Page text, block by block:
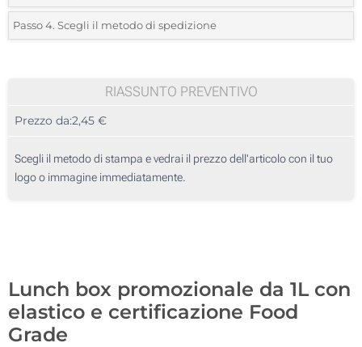
1 Colore (Sul coperchio)
Stampa digitale full color (Sul coperchio)
*Quantità desiderata:
70
175
350
Passo 4. Scegli il metodo di spedizione
RIASSUNTO PREVENTIVO
Prezzo da:2,45 €
Scegli il metodo di stampa e vedrai il prezzo dell'articolo con il tuo
logo o immagine immediatamente.
Lunch box promozionale da 1L con
elastico e certificazione Food
Grade